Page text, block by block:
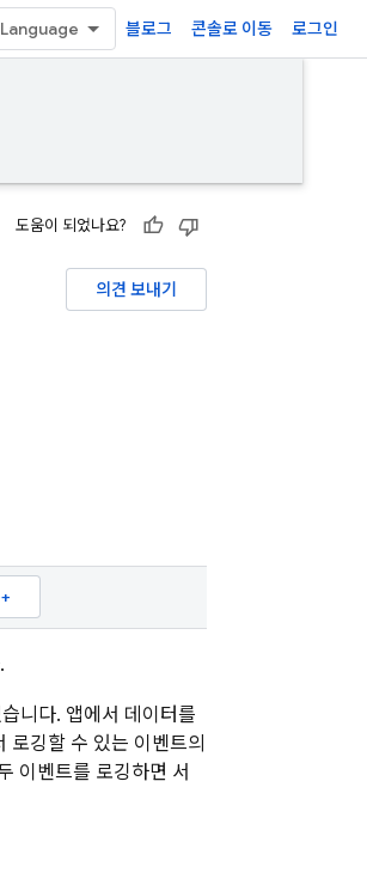
블로그 콘솔로 이동 로그인
도움이 되었나요?
의견 보내기
니다. 앱에서 데이터를
깅할 수 있는 이벤트의
이벤트를 로깅하면 서